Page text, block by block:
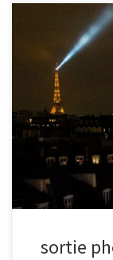
avec l’agence
sortie